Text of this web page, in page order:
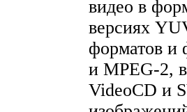
видео в
версиях
форматов и
и MPEG-2,
VideoCD и